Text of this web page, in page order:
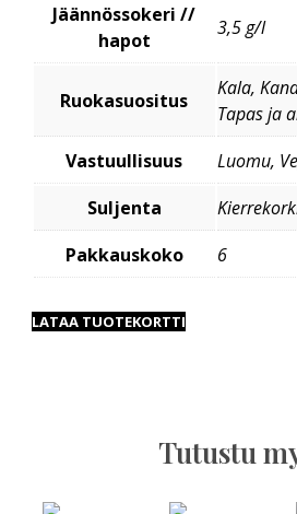
Jäännössokeri //
hapot
3,5 g/l
Ruokasuositus
Kala,
Tapas ja
Vastuullisuus
Luomu,
Suljenta
Pakkauskoko
6
LATAA TUOTEKORTTI
Tutustu